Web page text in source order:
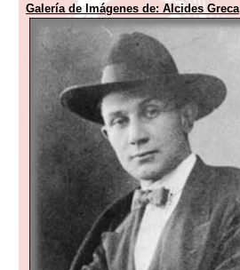
Galería de Imágenes de: Alcides Greca